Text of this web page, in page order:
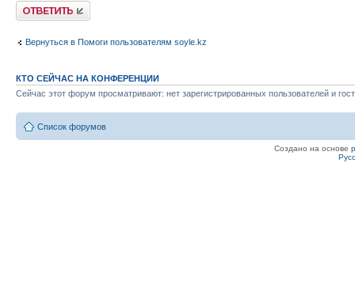
Ответить
Вернуться в Помоги пользователям soyle.kz
КТО СЕЙЧАС НА КОНФЕРЕНЦИИ
Сейчас этот форум просматривают: нет зарегистрированных пользователей и
Список форумов
Создано на основе